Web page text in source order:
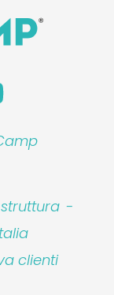
-
clienti